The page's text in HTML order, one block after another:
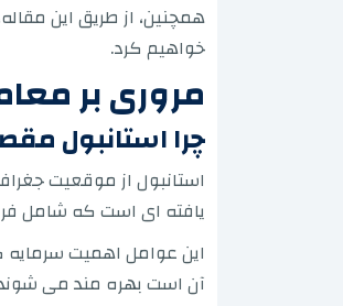
همچنین، از طریق این
خواهیم کرد.
مروری بر
چرا استانبول
استانبول از موقعیت
یافته ای است که شامل
این عوامل اهمیت
آن است بهره مند می